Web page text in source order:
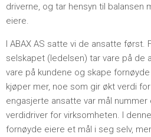
driverne, og tar hensyn til balansen
eiere.
I ABAX AS satte vi de ansatte først.
selskapet (ledelsen) tar vare på de
vare på kundene og skape
kjøper mer, noe som gir økt verdi
engasjerte ansatte var mål nummer
verdidriver for virksomheten. I
fornøyde eiere et mål i seg selv,